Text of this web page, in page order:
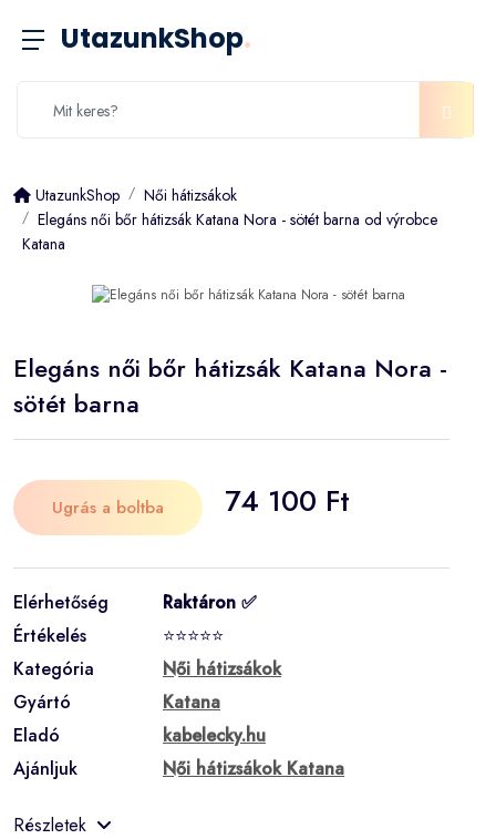
UtazunkShop.
UtazunkShop
Női hátizsákok
Elegáns női bőr hátizsák Katana Nora - sötét barna od výrobce
Katana
Elegáns női bőr hátizsák Katana Nora -
sötét barna
Ugrás a boltba 74 100 Ft
Elérhetőség
Raktáron ✅
Értékelés
⭐⭐⭐⭐⭐
Kategória
Női hátizsákok
Gyártó
Katana
Eladó
kabelecky.hu
Ajánljuk
Női hátizsákok Katana
Részletek